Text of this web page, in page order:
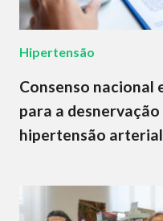
Hipertensão
Consenso nacional
para a
hipertensão arterial